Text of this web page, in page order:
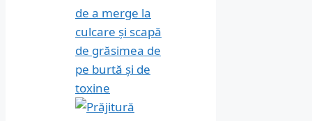
de a merge la
culcare și scapă
de grăsimea de
pe burtă și de
toxine